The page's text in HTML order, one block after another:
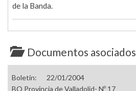
de la Banda.
Documentos asociados
Boletín:
22/01/2004
BO Provincia de Valladolid- Nº 17